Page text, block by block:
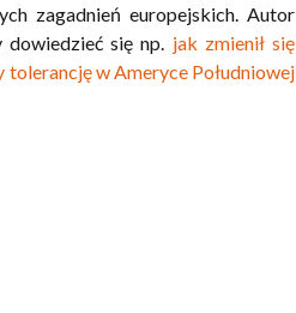
zagadnień europejskich. Autor
się np. jak zmienił się
tolerancję w Ameryce Południowej